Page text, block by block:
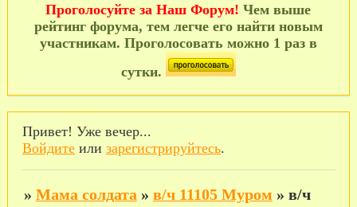
Проголосуйте за Наш Форум! Чем выше
рейтинг форума, тем легче его найти новым
участникам. Проголосовать можно 1 раз в
сутки.
Привет! Уже вечер...
Войдитеили зарегистрируйтесь.
» Мама солдата » в/ч 11105 Муром » в/ч